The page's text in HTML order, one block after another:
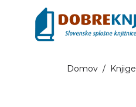
Domov / Knjige